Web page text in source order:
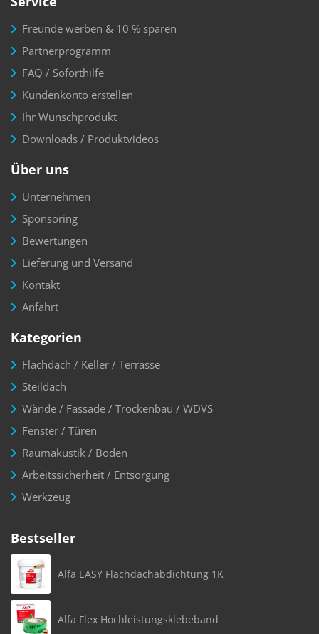
Freunde werben & 10 % sparen
Partnerprogramm
FAQ / Soforthilfe
Kundenkonto erstellen
Ihr Wunschprodukt
Downloads / Produktvideos
Über uns
Unternehmen
Sponsoring
Bewertungen
Lieferung und Versand
Kontakt
Anfahrt
Kategorien
Flachdach / Keller / Terrasse
Steildach
Wände / Fassade / Trockenbau / WDVS
Fenster / Türen
Raumakustik / Boden
Arbeitssicherheit / Entsorgung
Werkzeug
Bestseller
Alfa EASY Flachdachabdichtung 1K
Alfa Flex Hochleistungsklebeband